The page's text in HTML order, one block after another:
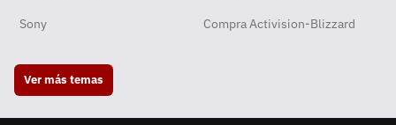
Sony Compra Activision-Blizzard
Ver más temas